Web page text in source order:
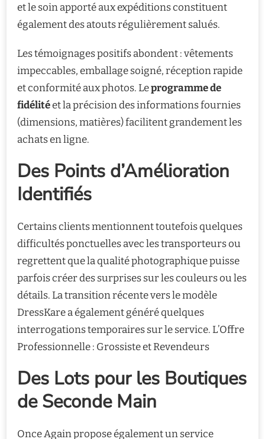
et le soin apporté aux expéditions constituent
également des atouts régulièrement salués.
Les témoignages positifs abondent : vêtements
impeccables, emballage soigné, réception rapide
et conformité aux photos. Leprogramme de
fidélitéet la précision des informations fournies
(dimensions, matières) facilitent grandement les
achats en ligne.
Des Points d’Amélioration
Identifiés
Certains clients mentionnent toutefois quelques
difficultés ponctuelles avec les transporteurs ou
regrettent que la qualité photographique puisse
parfois créer des surprises sur les couleurs ou les
détails. La transition récente vers le modèle
DressKare a également généré quelques
interrogations temporaires sur le service. L’Offre
Professionnelle : Grossiste et Revendeurs
Des Lots pour les Boutiques
de Seconde Main
Once Again propose également un service